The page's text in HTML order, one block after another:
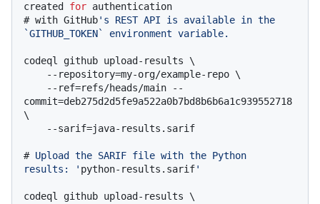
created for authentication
# with GitHub's REST API is available in the
`GITHUB_TOKEN` environment variable.
codeql github upload-results \
commit=deb275d2d5fe9a522a0b7bd8b6b6a1c939552718
\
# Upload the SARIF file with the Python
results: ' python-results.sarif'
codeql github upload-results \